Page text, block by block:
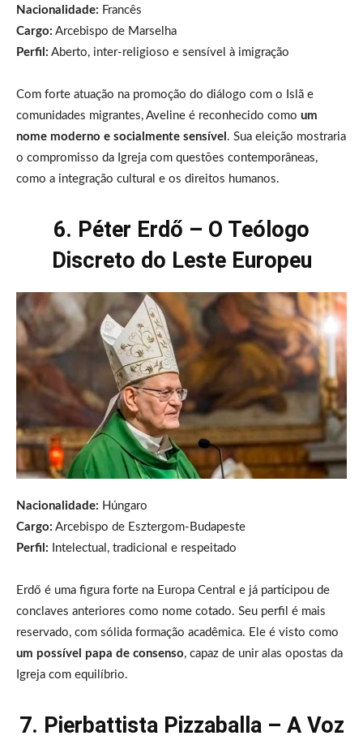
Nacionalidade: Francês
Cargo: Arcebispo de Marselha
Perfil: Aberto, inter-religioso e sensível à imigração
Com forte atuação na promoção do diálogo com o Islã e
comunidades migrantes, Aveline é reconhecido como um
nome moderno e socialmente sensível . Sua eleição mostraria
o compromisso da Igreja com questões contemporâneas,
como a integração cultural e os direitos humanos.
6. Péter Erdő – O Teólogo
Discreto do Leste Europeu
Nacionalidade: Húngaro
Cargo: Arcebispo de Esztergom-Budapeste
Perfil: Intelectual, tradicional e respeitado
Erdő é uma figura forte na Europa Central e já participou de
conclaves anteriores como nome cotado. Seu perfil é mais
reservado, com sólida formação acadêmica. Ele é visto como
um possível papa de consenso, capaz de unir alas opostas da
Igreja com equilíbrio.
7. Pierbattista Pizzaballa – A Voz